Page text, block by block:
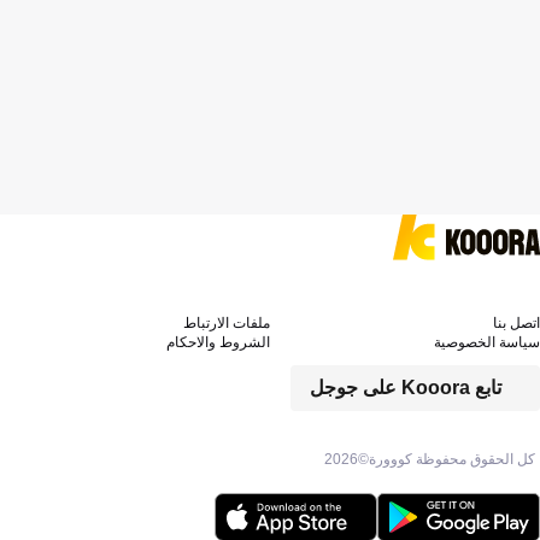
كل الحقوق محفوظة كووورة©2026
تابع Kooora على جوجل
اتصل بنا
ملفات الارتباط
سياسة الخصوصية
الشروط والاحكام